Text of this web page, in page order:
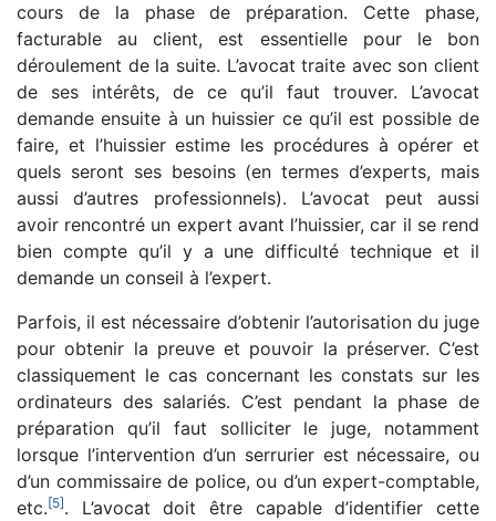
cours de la phase de préparation. Cette phase,
facturable au client, est essentielle pour le bon
déroulement de la suite. L’avocat traite avec son client
de ses intérêts, de ce qu’il faut trouver. L’avocat
demande ensuite à un huissier ce qu’il est possible de
faire, et l’huissier estime les procédures à opérer et
quels seront ses besoins (en termes d’experts, mais
aussi d’autres professionnels). L’avocat peut aussi
avoir rencontré un expert avant l’huissier, car il se rend
bien compte qu’il y a une difficulté technique et il
demande un conseil à l’expert.
Parfois, il est nécessaire d’obtenir l’autorisation du juge
pour obtenir la preuve et pouvoir la préserver. C’est
classiquement le cas concernant les constats sur les
ordinateurs des salariés. C’est pendant la phase de
préparation qu’il faut solliciter le juge, notamment
lorsque l’intervention d’un serrurier est nécessaire, ou
d’un commissaire de police, ou d’un expert-comptable,
etc.[5]. L’avocat doit être capable d’identifier cette